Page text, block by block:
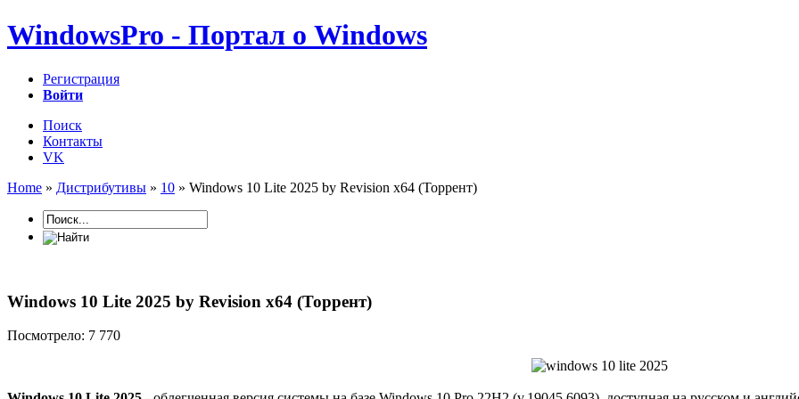
WindowsPro - Портал о Windows
Регистрация
Войти
Поиск
Контакты
VK
Home » Дистрибутивы » 10 » Windows 10 Lite 2025 by Revision x64 (Торрент)
Windows 10 Lite 2025 by Revision x64 (Торрент)
Посмотрело: 7 770